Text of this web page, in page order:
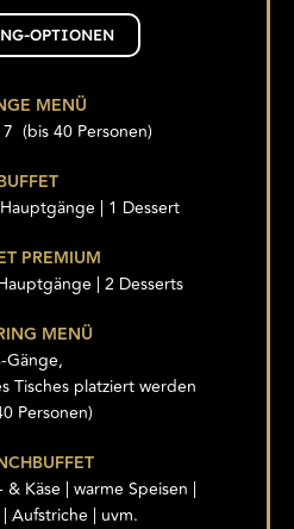
OPTIONEN
MENÜ
(bis 40 Personen)
| 1 Dessert
PREMIUM
| 2 Desserts
MENÜ
Gänge,
Tisches platziert werden
Personen)
Käse | warme Speisen |
Aufstriche | uvm.